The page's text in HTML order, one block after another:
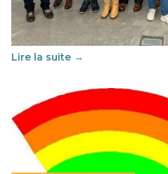
Cette année, l'UNSA
soutenu par l'union
au vivre-ensemble : quelles
Lire la suite →